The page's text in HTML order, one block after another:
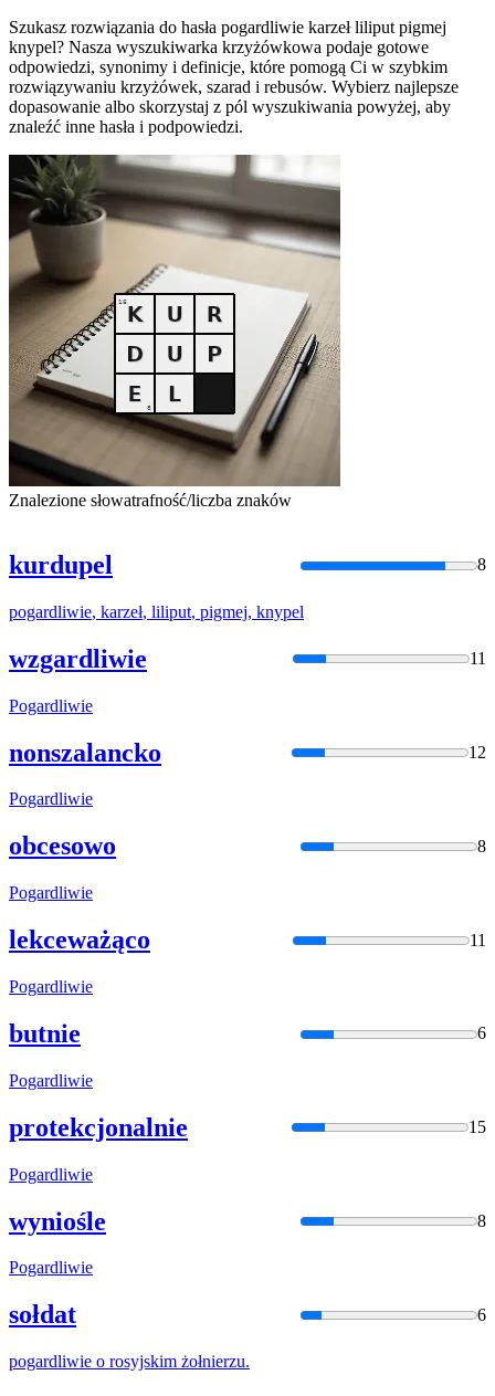
Szukasz rozwiązania do hasła pogardliwie karzeł liliput pigmej
knypel? Nasza wyszukiwarka krzyżówkowa podaje gotowe
odpowiedzi, synonimy i definicje, które pomogą Ci w szybkim
rozwiązywaniu krzyżówek, szarad i rebusów. Wybierz najlepsze
dopasowanie albo skorzystaj z pól wyszukiwania powyżej, aby
znaleźć inne hasła i podpowiedzi.
Znalezione słowatrafność/liczba znaków
kurdupel 8
pogardliwie, karzeł, liliput, pigmej, knypel
wzgardliwie 11
Pogardliwie
nonszalancko 12
Pogardliwie
obcesowo 8
Pogardliwie
lekceważąco 11
Pogardliwie
butnie 6
Pogardliwie
protekcjonalnie 15
Pogardliwie
wyniośle 8
Pogardliwie
sołdat 6
pogardliwie o rosyjskim żołnierzu.